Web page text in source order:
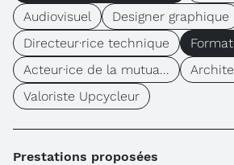
Audiovisuel
Designer graphique
Directeur·rice technique
Acteur·ice de la mutua...
Valoriste Upcycleur
Prestations proposées